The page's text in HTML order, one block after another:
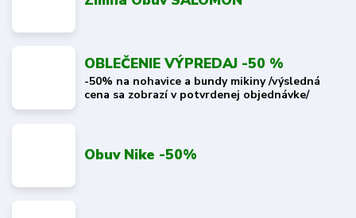
OBLEČENIE VÝPREDAJ -50 %
-50% na nohavice a bundy mikiny /výsledná
cena sa zobrazí v potvrdenej objednávke/
Obuv Nike -50%